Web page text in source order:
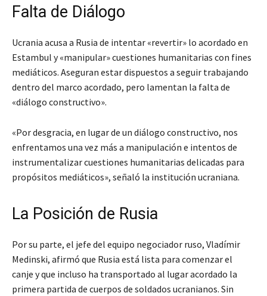
Falta de Diálogo
Ucrania acusa a Rusia de intentar «revertir» lo acordado en
Estambul y «manipular» cuestiones humanitarias con fines
mediáticos. Aseguran estar dispuestos a seguir trabajando
dentro del marco acordado, pero lamentan la falta de
«diálogo constructivo».
«Por desgracia, en lugar de un diálogo constructivo, nos
enfrentamos una vez más a manipulación e intentos de
instrumentalizar cuestiones humanitarias delicadas para
propósitos mediáticos», señaló la institución ucraniana.
La Posición de Rusia
Por su parte, el jefe del equipo negociador ruso, Vladímir
Medinski, afirmó que Rusia está lista para comenzar el
canje y que incluso ha transportado al lugar acordado la
primera partida de cuerpos de soldados ucranianos. Sin